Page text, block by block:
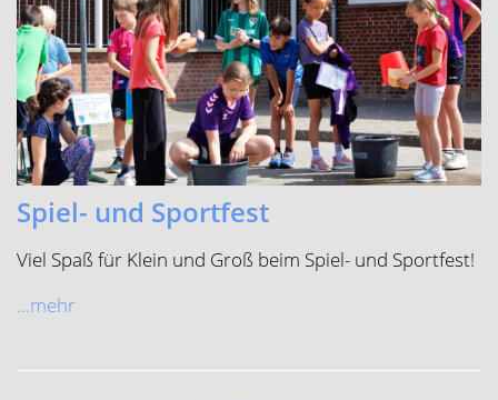
Spiel- und Sportfest
Viel Spaß für Klein und Groß beim Spiel- und Sportfest!
...mehr